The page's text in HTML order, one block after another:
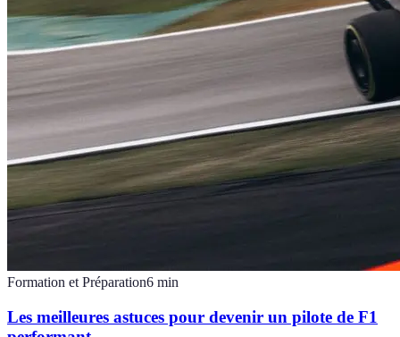
Formation et Préparation6 min
Les meilleures astuces pour devenir un pilote de F1